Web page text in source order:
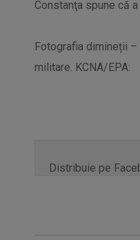
Constanţa spune că
Fotografia dimineții –
militare. KCNA/EPA:
Distribuie pe